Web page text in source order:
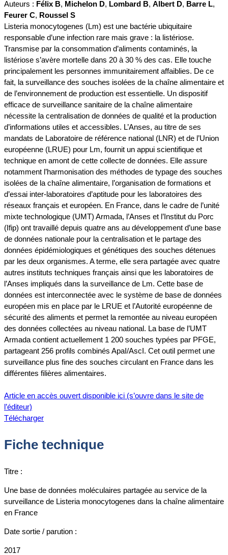
Auteurs : Félix B, Michelon D, Lombard B, Albert D, Barre L,
Feurer C, Roussel S
Listeria monocytogenes (Lm) est une bactérie ubiquitaire
responsable d’une infection rare mais grave : la listériose.
Transmise par la consommation d’aliments contaminés, la
listériose s’avère mortelle dans 20 à 30 % des cas. Elle touche
principalement les personnes immunitairement affaiblies. De ce
fait, la surveillance des souches isolées de la chaîne alimentaire et
de l’environnement de production est essentielle. Un dispositif
efficace de surveillance sanitaire de la chaîne alimentaire
nécessite la centralisation de données de qualité et la production
d’informations utiles et accessibles. L’Anses, au titre de ses
mandats de Laboratoire de référence national (LNR) et de l’Union
européenne (LRUE) pour Lm, fournit un appui scientifique et
technique en amont de cette collecte de données. Elle assure
notamment l’harmonisation des méthodes de typage des souches
isolées de la chaîne alimentaire, l’organisation de formations et
d’essai inter-laboratoires d’aptitude pour les laboratoires des
réseaux français et européen. En France, dans le cadre de l’unité
mixte technologique (UMT) Armada, l’Anses et l’Institut du Porc
(Ifip) ont travaillé depuis quatre ans au développement d’une base
de données nationale pour la centralisation et le partage des
données épidémiologiques et génétiques des souches détenues
par les deux organismes. A terme, elle sera partagée avec quatre
autres instituts techniques français ainsi que les laboratoires de
l’Anses impliqués dans la surveillance de Lm. Cette base de
données est interconnectée avec le système de base de données
européen mis en place par le LRUE et l’Autorité européenne de
sécurité des aliments et permet la remontée au niveau européen
des données collectées au niveau national. La base de l’UMT
Armada contient actuellement 1 200 souches typées par PFGE,
partageant 256 profils combinés ApaI/AscI. Cet outil permet une
surveillance plus fine des souches circulant en France dans les
différentes filières alimentaires.
Article en accès ouvert disponible ici (s’ouvre dans le site de
l’éditeur)
Télécharger
Fiche technique
Titre :
Une base de données moléculaires partagée au service de la
surveillance de Listeria monocytogenes dans la chaîne alimentaire
en France
Date sortie / parution :
2017